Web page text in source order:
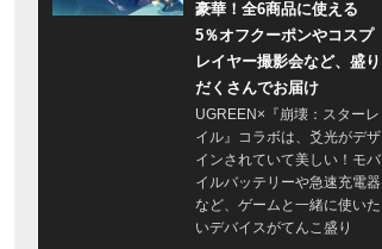
豪華！全6商品に使える
5％オフクーポンやコスプ
レイヤー撮影会など、盛り
だくさんでお届け
UGREEN×『崩壊：スターレ
イル』コラボは、爻光がデザ
インされていて美しい！モバ
イルバッテリーや急速充電器
など、ゲームと一緒に使いた
いデバイスがてんこ盛り